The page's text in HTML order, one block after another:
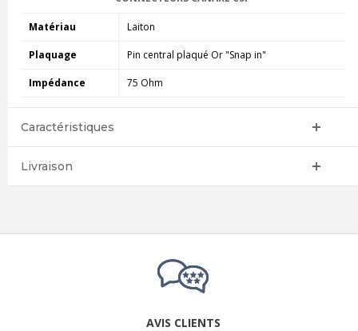
Matériau Laiton
Plaquage Pin central plaqué Or "Snap in"
Impédance 75 Ohm
Caractéristiques
Livraison
AVIS CLIENTS